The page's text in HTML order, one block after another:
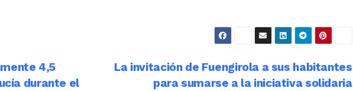
La invitación de Fuengirola a sus habitantes
para sumarse a la iniciativa solidaria
4,5
durante el